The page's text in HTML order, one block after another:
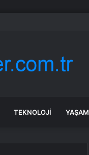
TEKNOLOJI YAŞAM